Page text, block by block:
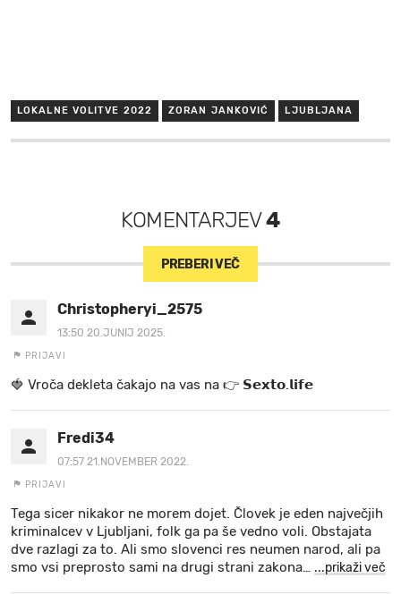
LOKALNE VOLITVE 2022 ZORAN JANKOVIĆ LJUBLJANA
KOMENTARJEV4
PREBERI VEČ
Christopheryi_2575
13:50 20.JUNIJ 2025.
PRIJAVI
🍓 V r o č a d e k l e t a ča k a jo na va s n a 👉 𝗦𝗲𝘅𝘁𝗼.𝗹𝗶𝗳𝗲
Fredi34
07:57 21.NOVEMBER 2022.
PRIJAVI
Tega sicer nikakor ne morem dojet. Človek je eden največjih
kriminalcev v Ljubljani, folk ga pa še vedno voli. Obstajata
dve razlagi za to. Ali smo slovenci res neumen narod, ali pa
smo vsi preprosto sami na drugi strani zakona… ...prikaži več